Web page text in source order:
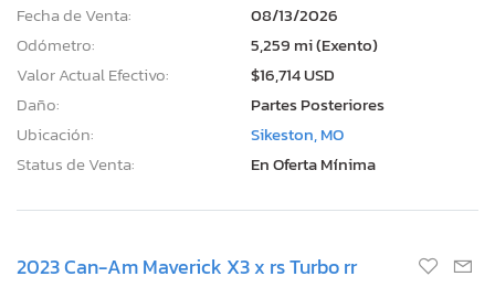
Fecha de Venta:
08/13/2026
Odómetro:
5,259 mi (Exento)
Valor Actual Efectivo:
$16,714 USD
Daño:
Partes Posteriores
Ubicación:
Sikeston, MO
Status de Venta:
En Oferta Mínima
2023 Can-Am Maverick X3 x rs Turbo rr